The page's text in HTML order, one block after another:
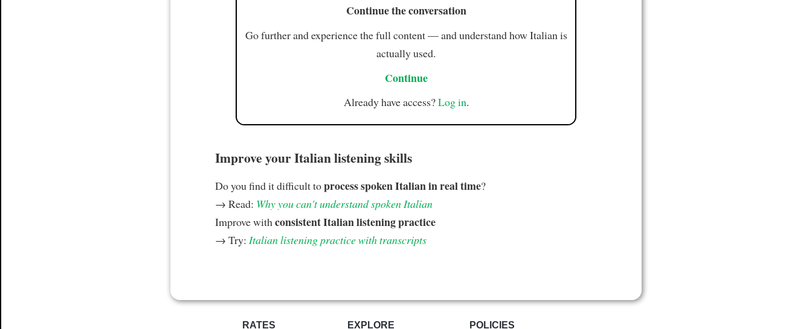
Continue the conversation
Go further and experience the full content — and understand how Italian is
actually used.
Continue
Already have access?Log in.
Improve your Italian listening skills
Do you find it difficult toprocess spoken Italian in real time?
→ Read: Why you can't understand spoken Italian
Improve with consistent Italian listening practice
→ Try: Italian listening practice with transcripts
RATES EXPLORE POLICIES